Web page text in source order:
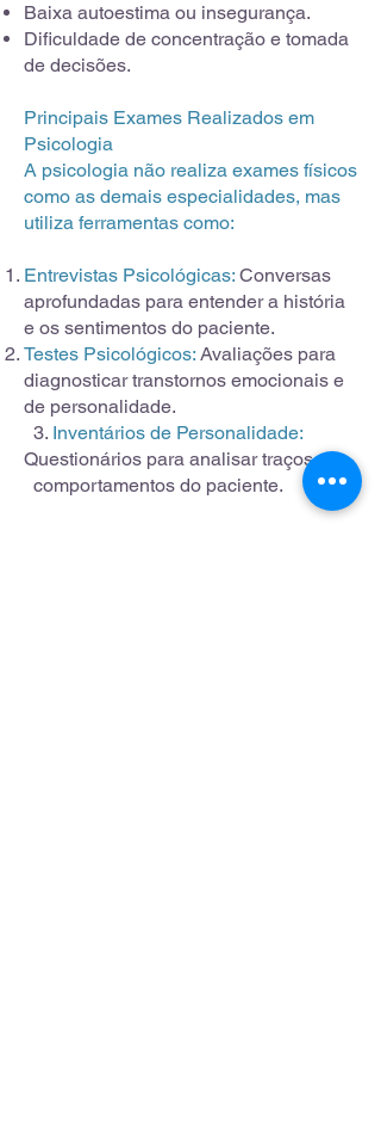
Baixa autoestima ou insegurança.
Dificuldade de concentração e tomada
de decisões.
Principais Exames Realizados em
Psicologia
A psicologia não realiza exames físicos
como as demais especialidades, mas
utiliza ferramentas como:
Entrevistas Psicológicas: Conversas
aprofundadas para entender a história
e os sentimentos do paciente.
Testes Psicológicos: Avaliações para
diagnosticar transtornos emocionais e
de personalidade.
3. Inventários de Personalidade:
Questionários para analisar traços e
comportamentos do paciente.